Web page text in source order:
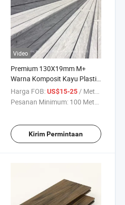
Video
Premium 130X19mm M+
Warna Komposit Kayu Plastik
Dekking
Harga FOB: US$15-25/ Meter persegi
Pesanan Minimum: 100 Meter ...
Kirim Permintaan